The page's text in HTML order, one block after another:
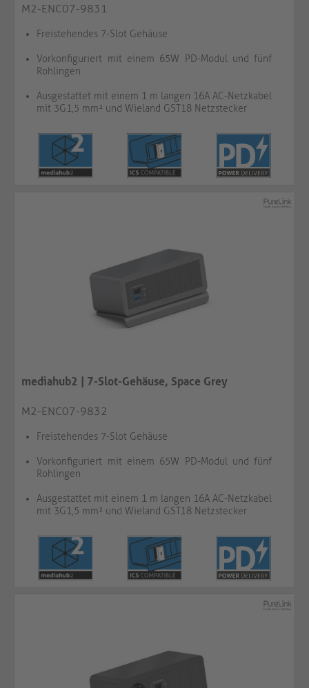
M2-ENC07-9831
Freistehendes 7-Slot Gehäuse
Vorkonfiguriert mit einem 65W PD-Modul und fünf
Rohlingen
Ausgestattet mit einem 1 m langen 16A AC-Netzkabel
mit 3G1,5 mm² und Wieland GST18 Netzstecker
mediahub2 | 7-Slot-Gehäuse, Space Grey
M2-ENC07-9832
Freistehendes 7-Slot Gehäuse
Vorkonfiguriert mit einem 65W PD-Modul und fünf
Rohlingen
Ausgestattet mit einem 1 m langen 16A AC-Netzkabel
mit 3G1,5 mm² und Wieland GST18 Netzstecker